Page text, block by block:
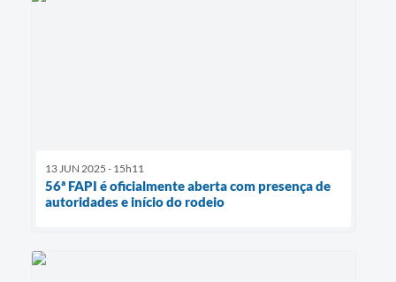
13 JUN 2025 - 15h11
56ª FAPI é oficialmente aberta com presença de
autoridades e início do rodeio